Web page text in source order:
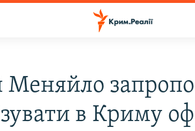
Меняйло
в Криму